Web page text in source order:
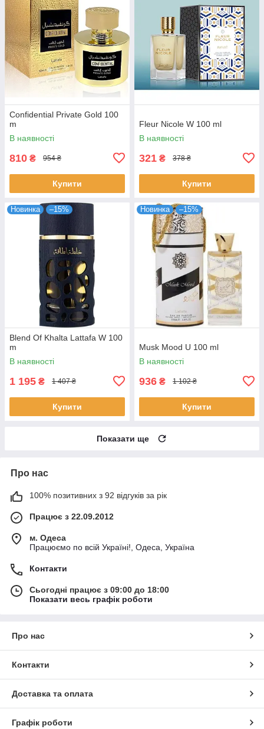
Confidential Private Gold 100
m
В наявності
810 ₴ 954 ₴
Купити
Fleur Nicole W 100 ml
В наявності
321 ₴ 378 ₴
Купити
Новинка –15%
Blend Of Khalta Lattafa W 100
m
В наявності
1 195 ₴ 1 407 ₴
Купити
Новинка –15%
Musk Mood U 100 ml
В наявності
936 ₴ 1 102 ₴
Купити
Показати ще
Про нас
100% позитивних з 92 відгуків за рік
Працює з 22.09.2012
м. Одеса
Працюємо по всій Україні!, Одеса, Україна
Контакти
Сьогодні працює з 09:00 до 18:00
Показати весь графік роботи
Про нас
Контакти
Доставка та оплата
Графік роботи